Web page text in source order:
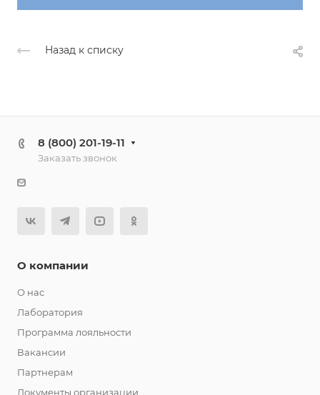
Назад к списку
8 (800) 201-19-11
Заказать звонок
О компании
О нас
Лаборатория
Программа лояльности
Вакансии
Партнерам
Документы организации